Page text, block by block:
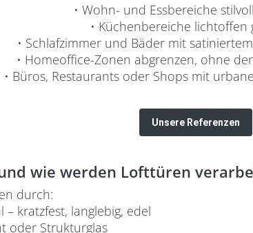
• Wohn- und Essbereiche
• Küchenbereiche lichtoffen
• Schlafzimmer und Bäder mit
• Homeoffice-Zonen abgrenzen, ohne
• Büros, Restaurants oder Shops mit
Unsere Referenzen
wie werden Lofttüren
durch:
kratzfest, langlebig, edel
oder Strukturglas